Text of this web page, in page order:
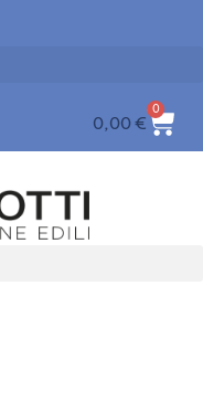
0,00€
0